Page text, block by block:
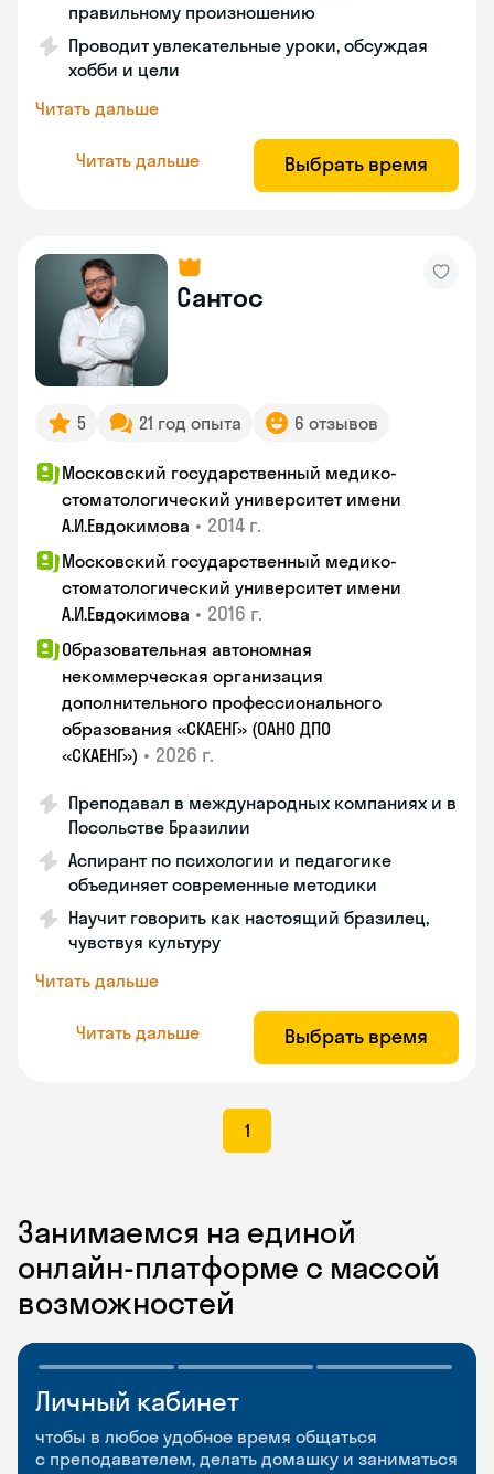
правильному произношению
Проводит увлекательные уроки, обсуждая
хобби и цели
Читать дальше
Читать дальше Выбрать время
Сантос
5 21 год опыта 6 отзывов
Московский государственный медико-
стоматологический университет имени
А.И.Евдокимова • 2014 г.
Московский государственный медико-
стоматологический университет имени
А.И.Евдокимова • 2016 г.
Образовательная автономная
некоммерческая организация
дополнительного профессионального
образования «СКАЕНГ» (ОАНО ДПО
«СКАЕНГ») • 2026 г.
Преподавал в международных компаниях и в
Посольстве Бразилии
Аспирант по психологии и педагогике
объединяет современные методики
Научит говорить как настоящий бразилец,
чувствуя культуру
Читать дальше
Читать дальше Выбрать время
1
Занимаемся на единой
онлайн-платформе с массой
возможностей
Личный кабинет
чтобы в любое удобное время общаться
с преподавателем, делать домашку и заниматься
Мобильное
приложение
чтобы заниматься и изучать новые слова где
Разговорные клубы
и Talks
Групповые занятия для разговорной практики